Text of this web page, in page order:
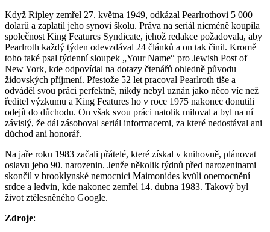
Když Ripley zemřel 27. května 1949, odkázal Pearlrothovi 5 000
dolarů a zaplatil jeho synovi školu. Práva na seriál nicméně koupila
společnost King Features Syndicate, jehož redakce požadovala, aby
Pearlroth každý týden odevzdával 24 článků a on tak činil. Kromě
toho také psal týdenní sloupek „Your Name“ pro Jewish Post of
New York, kde odpovídal na dotazy čtenářů ohledně původu
židovských příjmení. Přestože 52 let pracoval Pearlroth tiše a
odváděl svou práci perfektně, nikdy nebyl uznán jako něco víc než
ředitel výzkumu a King Features ho v roce 1975 nakonec donutili
odejít do důchodu. On však svou práci natolik miloval a byl na ní
závislý, že dál zásoboval seriál informacemi, za které nedostával ani
důchod ani honorář.
Na jaře roku 1983 začali přátelé, které získal v knihovně, plánovat
oslavu jeho 90. narozenin. Jenže několik týdnů před narozeninami
skončil v brooklynské nemocnici Maimonides kvůli onemocnění
srdce a ledvin, kde nakonec zemřel 14. dubna 1983. Takový byl
život ztělesněného Google.
Zdroje: